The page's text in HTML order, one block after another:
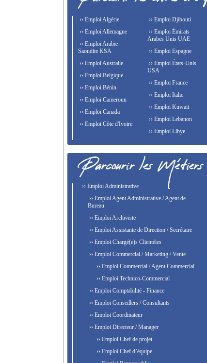
›› Emploi Algérie
›› Emploi Allemagne
›› Emploi Arabie
Saoudite KSA
›› Emploi Australie
›› Emploi Belgique
›› Emploi Bénin
›› Emploi Cameroun
›› Emploi Canada
›› Emploi Côte d'Ivoire
›› Emploi Djibouti
›› Emploi Émirats
Arabes Unis UAE
›› Emploi Espagne
›› Emploi États-Unis
USA
›› Emploi France
›› Emploi Italie
›› Emploi Kuwait
›› Emploi Lebanon
›› Emploi Libye
›› Emploi Administrative
›› Emploi Agent Administrative / Agent de
Bureau
›› Emploi Archiviste
›› Emploi Assistante de Direction / Secrétaire
›› Emploi Chargé(e)s Clientèles
›› Emploi Commercial / Marketing / Vente
›› Emploi Commercial / Agent Commercial
›› Emploi Technico-Commercial
›› Emploi Comptabilité - Finance
›› Emploi Conseillers / Consultants
›› Emploi Coordinateur
›› Emploi Directeur / Manager
›› Emploi Chef de projet
›› Emploi Chef d’équipe